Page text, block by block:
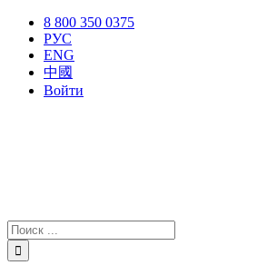
Skip
content
Facebook
YouTube
Instagram8 800 350 0375
РУС
ENG
中國
Войти
Результат
поиска: